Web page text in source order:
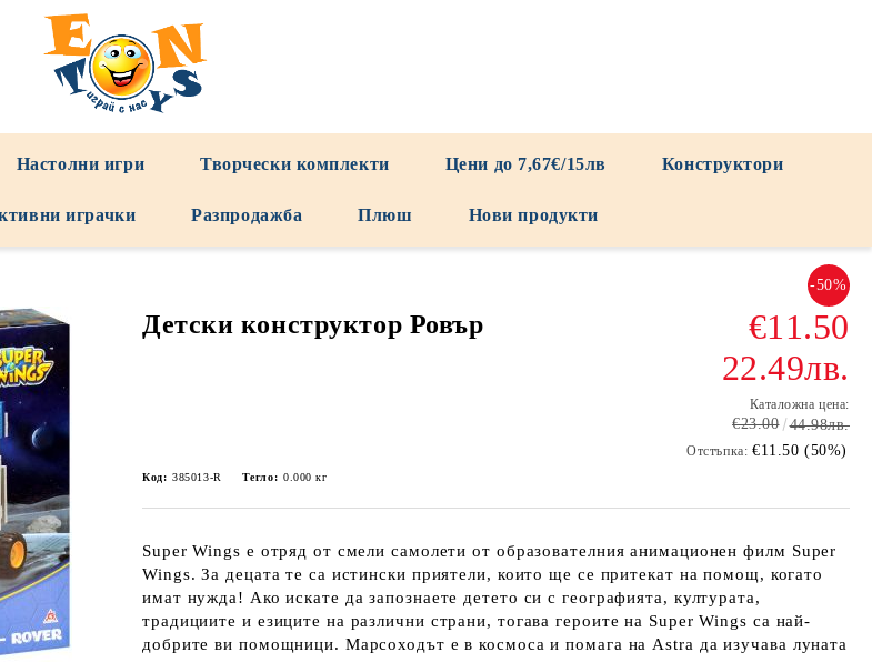
Настолни игри Творчески комплекти Цени до 7,67€/15лв Конструктори
играчки Разпродажба Плюш Нови продукти
Детски конструктор Ровър
-50%
€11.50
22.49лв.
Каталожна цена:
€23.00 44.98лв.
Отстъпка: €11.50 (50%)
Код: 385013-R Тегло: 0.000 кг
Super Wings е отряд от смели самолети от образователния анимационен филм Super
Wings. За децата те са истински приятели, които ще се притекат на помощ, когато
имат нужда! Ако искате да запознаете детето си с географията, културата,
традициите и езиците на различни страни, тогава героите на Super Wings са най-
добрите ви помощници. Марсоходът е в космоса и помага на Astra да изучава луната